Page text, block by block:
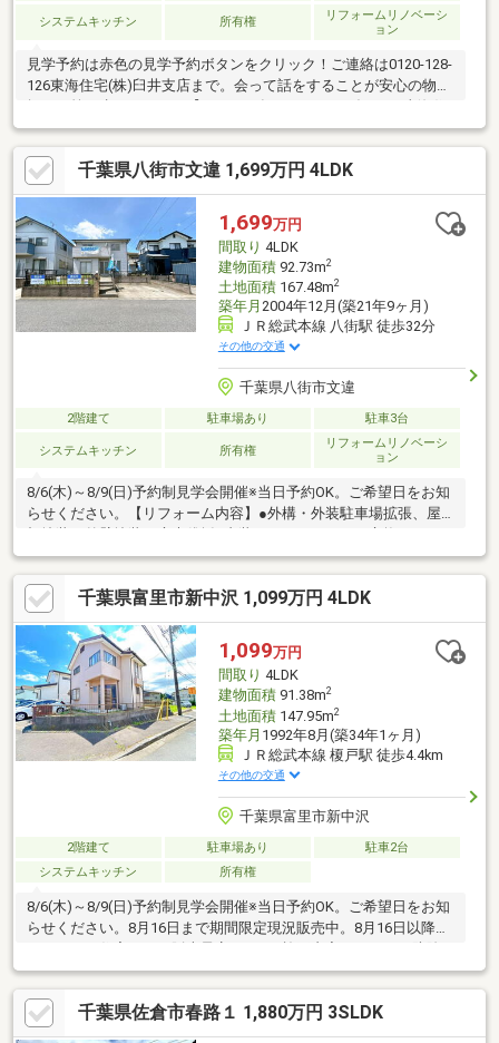
システムキッチン 所有権
リフォームリノベーシ
ョン
見学予約は赤色の見学予約ボタンをクリック！ご連絡は0120-128-
126東海住宅(株)臼井支店まで。会って話をすることが安心の物件
宅は５５周年を迎えます】～～ 【物件の特徴】・ポカポカ陽気に
包まれる全室南向き4LDK！・充実の収納で日々の生活を豊かに
♪・全室6帖以上のゆとり！家族みんなが伸び伸び暮らせる住ま
い！【周辺環境】・JR佐倉駅バス11分！最寄りバス停も徒歩4分
で通学や通勤にアクセス良好！・白銀小学校徒歩8分！近隣に公園
もあり、のびのび子育て♪・トライアル酒々井店まで車5分で毎日
のお買い物にも便利♪
千葉県八街市文違 1,699万円 4LDK
1,699万円
間取り 4LDK
建物面積92.73m2
土地面積167.48m2
築年月 2004年12月(築21年9ヶ月)
ＪＲ総武本線 八街駅 徒歩32分
その他の交通
千葉県八街市文違
2階建て 駐車場あり 駐車3台
システムキッチン 所有権
リフォームリノベーシ
ョン
8/6(木)～8/9(日)予約制見学会開催※当日予約OK。ご希望日をお知
らせください。【リフォーム内容】●外構・外装駐車場拡張、屋
ットバス交換、トイレ交換、洗面化粧台交換、鍵交換、一部床材
上張り、シューズボックス交換、クロス張替え、給湯器交換、イ
ンターホン設置、火災警報器設置、照明器具交換、シロアリ防除
工事、クリーニング【おすすめポイント】・本物件は条件により
住宅ローン減税が適用されます。・雨漏り、構造上主要な部分の
欠陥や・腐食、給排水管の故障や漏水についてお引渡しより２年
間保証・シロアリ
千葉県富里市新中沢 1,099万円 4LDK
1,099万円
間取り 4LDK
建物面積91.38m2
土地面積147.95m2
築年月 1992年8月(築34年1ヶ月)
ＪＲ総武本線 榎戸駅 徒歩4.4km
その他の交通
千葉県富里市新中沢
2階建て 駐車場あり
駐車2台
システムキッチン
所有権
8/6(木)～8/9(日)予約制見学会開催※当日予約OK。ご希望日をお知
らせください。8月16日まで期間限定現況販売中。8月16日以降は
工事・ハウスクリーニング・除草●おすすめポイント・本物件は
条件により住宅ローン減税が適用されます。・シロアリ防除工事
施工後5年間保証。・お客様に合わせたローンの組み方や金融機関
をご提案。住宅ローンが初めての方でもお気軽にご相談くださ
千葉県佐倉市春路１ 1,880万円 3SLDK